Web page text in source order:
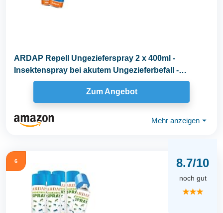
ARDAP Repell Ungezieferspray 2 x 400ml -
Insektenspray bei akutem Ungezieferbefall -
Abwehrend bei...
Zum Angebot
Mehr anzeigen ⏷
6 8.7/10
noch gut
★★★